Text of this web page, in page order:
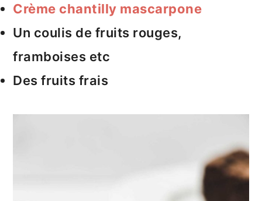
Crème chantilly mascarpone
Un coulis de fruits rouges,
framboises etc
Des fruits frais